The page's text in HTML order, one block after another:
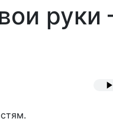
руки